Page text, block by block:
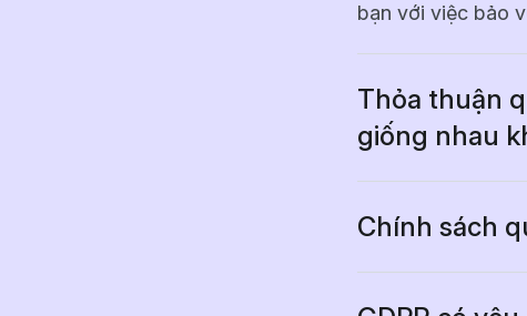
bạn với việc bảo
Thỏa thuận
giống nhau
lý thông báo đến
thập, sử dụng và
Các thuật ngữ
Chính sách
thông lệ ngành.